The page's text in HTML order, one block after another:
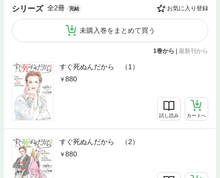
シリーズ 全2冊 完結 お気に入り登録
未購入巻をまとめて買う
1巻から | 最新刊から
すぐ死ぬんだから （1）
880
試し読み カートへ
すぐ死ぬんだから （2）
880